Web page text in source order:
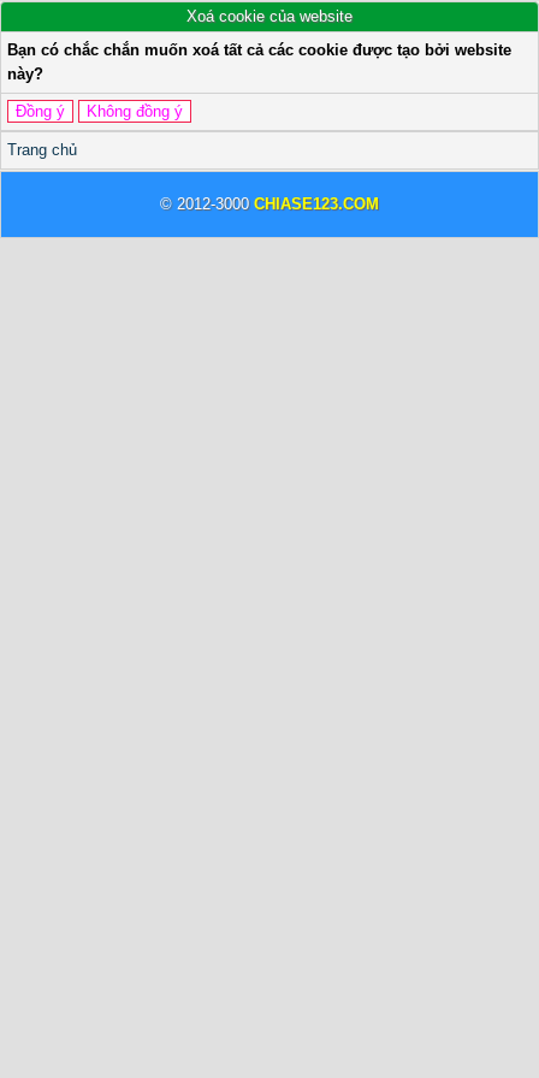
Xoá cookie của website
Bạn có chắc chắn muốn xoá tất cả các cookie được tạo bởi website
này?
Trang chủ
© 2012-3000 CHIASE123.COM